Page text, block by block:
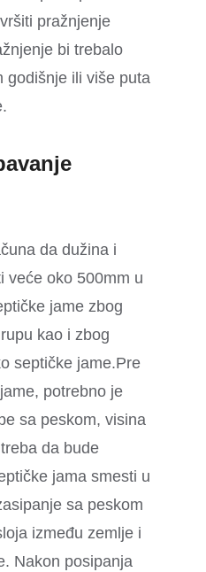
pražnjenje
bi trebalo
godišnje ili više puta
da dužina i
veće oko 500mm u
jame zbog
kao i zbog
septičke jame.Pre
potrebno je
sa peskom, visina
da bude
jama smesti u
sa peskom
između zemlje i
Nakon posipanja